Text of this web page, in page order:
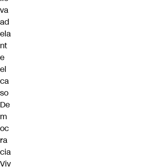
va
ad
ela
nt
e
el
ca
so
De
m
oc
ra
cia
Viv